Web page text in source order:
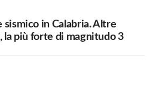
sismico in Calabria. Altre
la più forte di magnitudo 3